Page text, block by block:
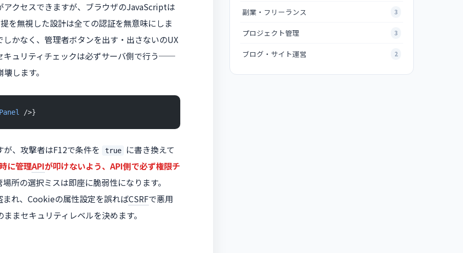
クセスできますが、ブラウザのJavaScriptは
を無視した設計は全ての認証を無意味にしま
しかなく、管理者ボタンを出す・出さないのUX
キュリティチェックは必ずサーバ側で行う──
します。
/>}
、攻撃者はF12で条件を true
に書き換えて
に管理APIが叩けないよう、API側で必ず権限チ
所の選択ミスは即座に脆弱性になります。
まれ、Cookieの属性設定を誤ればCSRFで悪用
まセキュリティレベルを決めます。
副業・フリーランス 3
プロジェクト管理 3
ブログ・サイト運営 2